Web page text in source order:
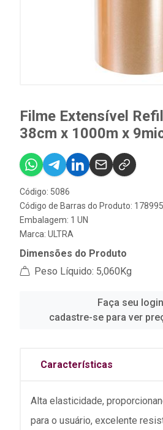
Filme Extensível
38cm x 1000m x
Código: 5086
Código de Barras do Produto:
Embalagem: 1 UN
Marca: ULTRA
Dimensões do Produto
Peso Líquido: 5,060Kg
Faça seu
cadastre-se para ver
Características
Alta elasticidade,
para o usuário, excelente